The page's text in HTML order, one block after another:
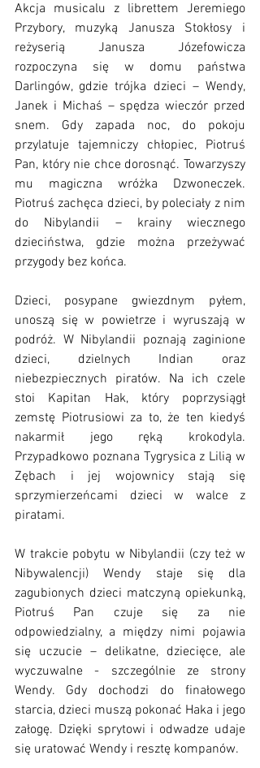
Akcja musicalu z librettem Jeremiego
Przybory, muzyką Janusza Stokłosy i
reżyserią Janusza Józefowicza
rozpoczyna się w domu państwa
Darlingów, gdzie trójka dzieci – Wendy,
Janek i Michaś – spędza wieczór przed
snem. Gdy zapada noc, do pokoju
przylatuje tajemniczy chłopiec, Piotruś
Pan, który nie chce dorosnąć. Towarzyszy
mu magiczna wróżka Dzwoneczek.
Piotruś zachęca dzieci, by poleciały z nim
do Nibylandii – krainy wiecznego
dzieciństwa, gdzie można przeżywać
przygody bez końca.
Dzieci, posypane gwiezdnym pyłem,
unoszą się w powietrze i wyruszają w
podróż. W Nibylandii poznają zaginione
dzieci, dzielnych Indian oraz
niebezpiecznych piratów. Na ich czele
stoi Kapitan Hak, który poprzysiągł
zemstę Piotrusiowi za to, że ten kiedyś
nakarmił jego ręką krokodyla.
Przypadkowo poznana Tygrysica z Lilią w
Zębach i jej wojownicy stają się
sprzymierzeńcami dzieci w walce z
piratami.
W trakcie pobytu w Nibylandii (czy też w
Nibywalencji) Wendy staje się dla
zagubionych dzieci matczyną opiekunką,
Piotruś Pan czuje się za nie
odpowiedzialny, a między nimi pojawia
się uczucie – delikatne, dziecięce, ale
wyczuwalne - szczególnie ze strony
Wendy. Gdy dochodzi do finałowego
starcia, dzieci muszą pokonać Haka i jego
załogę. Dzięki sprytowi i odwadze udaje
się uratować Wendy i resztę kompanów.